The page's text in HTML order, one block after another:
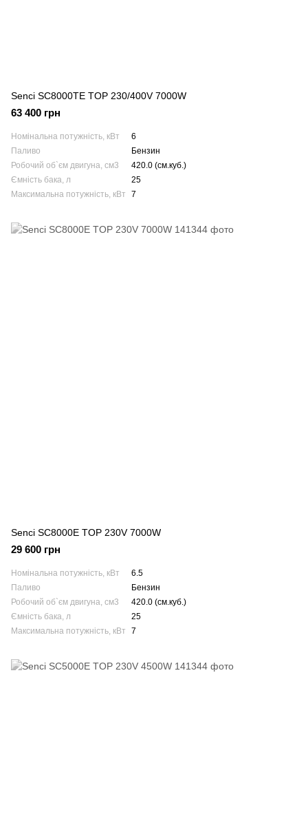
Senci SC8000TE TOP 230/400V 7000W
63 400 грн
Номінальна потужність, кВт
6
Паливо
Бензин
Робочий об`єм двигуна, см3
420.0 (см.куб.)
Ємність бака, л
25
Максимальна потужність, кВт
7
Senci SC8000E TOP 230V 7000W
29 600 грн
Номінальна потужність, кВт
6.5
Паливо
Бензин
Робочий об`єм двигуна, см3
420.0 (см.куб.)
Ємність бака, л
25
Максимальна потужність, кВт
7